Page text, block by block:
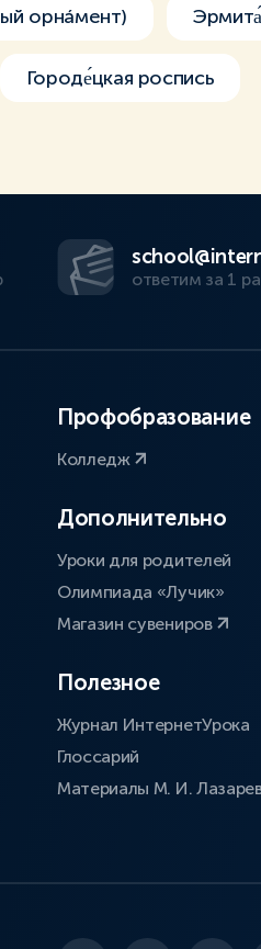
орнáмент)
Городе́цкая роспись
ответим за 1
Профобразование
Колледж
Дополнительно
Уроки для родителей
Олимпиада «Лучик»
Магазин сувениров
Полезное
Журнал ИнтернетУрока
Глоссарий
Материалы М. И.